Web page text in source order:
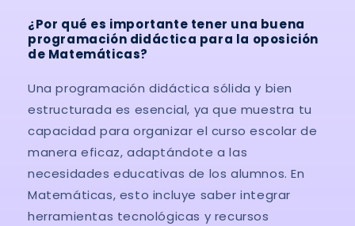
¿Por qué es importante tener una buena
programación didáctica para la oposición
de Matemáticas?
Una programación didáctica sólida y bien
estructurada es esencial, ya que muestra tu
capacidad para organizar el curso escolar de
manera eficaz, adaptándote a las
necesidades educativas de los alumnos. En
Matemáticas, esto incluye saber integrar
herramientas tecnológicas y recursos